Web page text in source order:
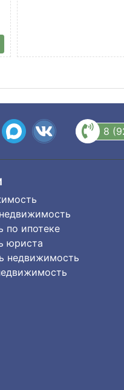
8
ипотеке
юриста
недвижимость